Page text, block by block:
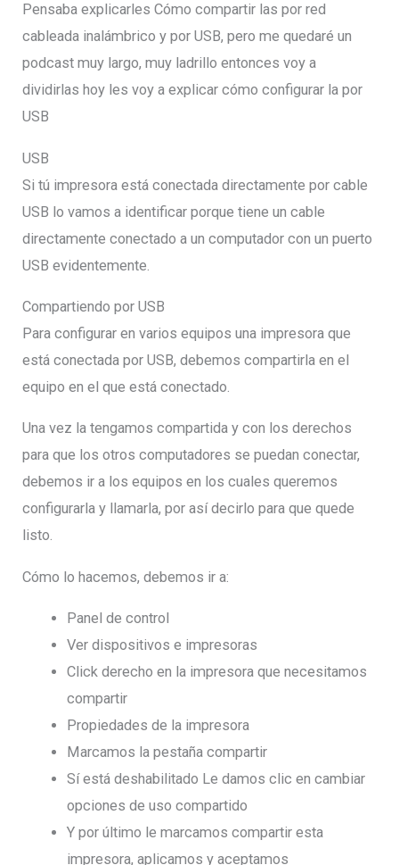
Pensaba explicarles Cómo compartir las por red
cableada inalámbrico y por USB, pero me quedaré un
podcast muy largo, muy ladrillo entonces voy a
dividirlas hoy les voy a explicar cómo configurar la por
USB
USB
Si tú impresora está conectada directamente por cable
USB lo vamos a identificar porque tiene un cable
directamente conectado a un computador con un puerto
USB evidentemente.
Compartiendo por USB
Para configurar en varios equipos una impresora que
está conectada por USB, debemos compartirla en el
equipo en el que está conectado.
Una vez la tengamos compartida y con los derechos
para que los otros computadores se puedan conectar,
debemos ir a los equipos en los cuales queremos
configurarla y llamarla, por así decirlo para que quede
listo.
Cómo lo hacemos, debemos ir a:
Panel de control
Ver dispositivos e impresoras
Click derecho en la impresora que necesitamos
compartir
Propiedades de la impresora
Marcamos la pestaña compartir
Sí está deshabilitado Le damos clic en cambiar
opciones de uso compartido
Y por último le marcamos compartir esta
impresora, aplicamos y aceptamos